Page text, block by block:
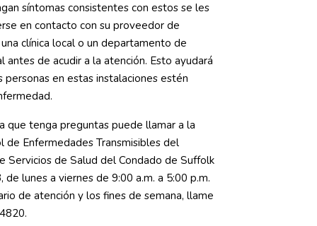
síntomas consistentes con estos se les
en contacto con su proveedor de
clínica local o un departamento de
antes de acudir a la atención. Esto ayudará
personas en estas instalaciones estén
que tenga preguntas puede llamar a la
de Enfermedades Transmisibles del
Servicios de Salud del Condado de Suffolk
lunes a viernes de 9:00 a.m. a 5:00 p.m.
de atención y los fines de semana, llame